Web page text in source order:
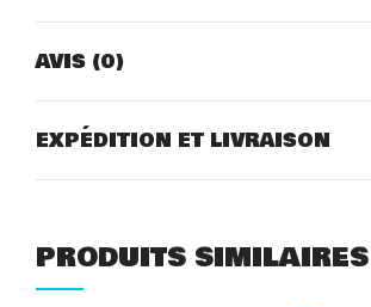
AVIS (0)
EXPÉDITION ET LIVRAISON
PRODUITS SIMILAIRES